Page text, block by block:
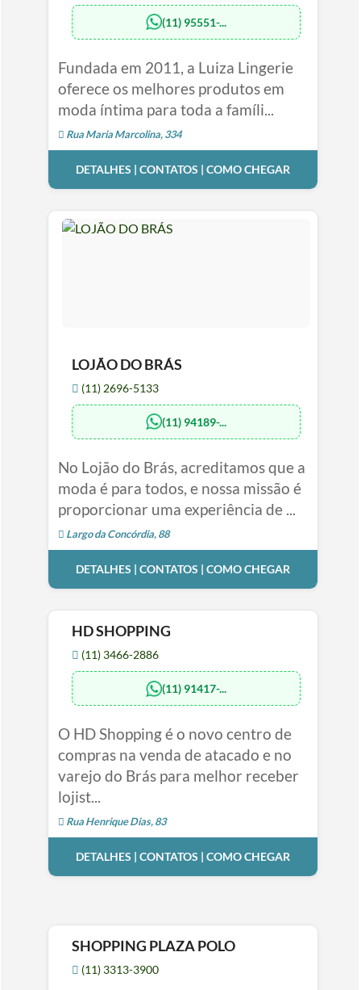
(11) 95551-...
Fundada em 2011, a Luiza Lingerie
oferece os melhores produtos em
moda íntima para toda a famíli...
Rua Maria Marcolina, 334
DETALHES | CONTATOS | COMO CHEGAR
LOJÃO DO BRÁS
(11) 2696-5133
(11) 94189-...
No Lojão do Brás, acreditamos que a
moda é para todos, e nossa missão é
proporcionar uma experiência de ...
Largo da Concórdia, 88
DETALHES | CONTATOS | COMO CHEGAR
HD SHOPPING
(11) 3466-2886
(11) 91417-...
O HD Shopping é o novo centro de
compras na venda de atacado e no
varejo do Brás para melhor receber
lojist...
Rua Henrique Dias, 83
DETALHES | CONTATOS | COMO CHEGAR
SHOPPING PLAZA POLO
(11) 3313-3900